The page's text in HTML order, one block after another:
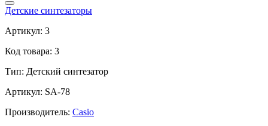
Детские синтезаторы
Артикул: 3
Код товара: 3
Тип: Детский синтезатор
Артикул: SA-78
Производитель: Casio